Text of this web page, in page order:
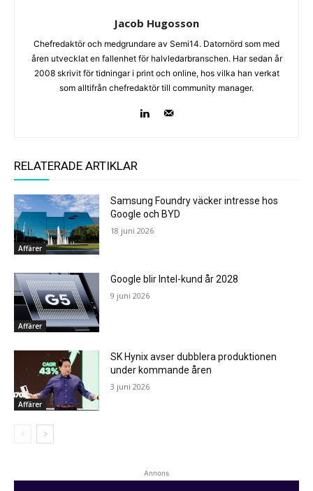
Jacob Hugosson
Chefredaktör och medgrundare av Semi14. Datornörd som med
åren utvecklat en fallenhet för halvledarbranschen. Har sedan år
2008 skrivit för tidningar i print och online, hos vilka han verkat
som alltifrån chefredaktör till community manager.
RELATERADE ARTIKLAR
Affärer
Samsung Foundry väcker intresse hos
Google och BYD
18 juni 2026
Affärer
Google blir Intel-kund år 2028
9 juni 2026
Affärer
SK Hynix avser dubblera produktionen
under kommande åren
3 juni 2026
Annons